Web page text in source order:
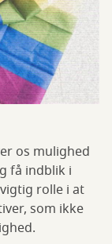
os mulighed
få indblik i
rolle i at
som ikke